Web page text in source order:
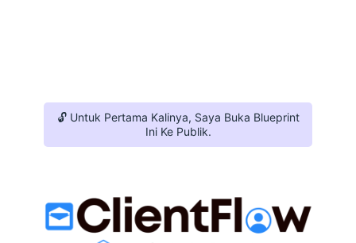
🔓 Untuk Pertama Kalinya, Saya Buka Blueprint
Ini Ke Publik.